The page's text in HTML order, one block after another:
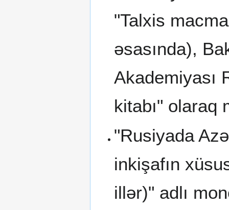
"Talxis
əsasında),
Akademiyası
kitabı" olaraq
"Rusiyada
inkişafın
illər)" adlı